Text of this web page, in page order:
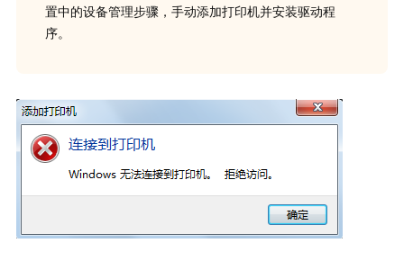
置中的设备管理步骤，手动添加打印机并安装驱动程
序。